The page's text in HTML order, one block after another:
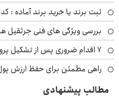
ثبت برند یا خرید برند آماده :
بررسی ویژگی های فنی جرثقیل
۷ اقدام ضروری پس از تشکیل پرونده مواد مخدر؛ راهنمای خانواده‌ها
راهی مطمئن برای حفظ ارزش
مطالب پیشنهادی